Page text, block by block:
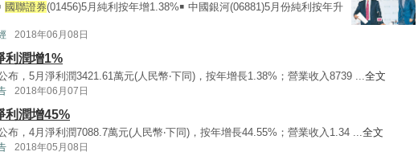
國聯證券(01456)5月純利按年增1.38%￭ 中國銀河(06881)5月份純利按年升
2018年06月08日
利潤增1%
布，5月淨利潤3421.61萬元(人民幣‧下同)，按年增長1.38%；營業收入8739 ...全文
2018年06月07日
利潤增45%
布，4月淨利潤7088.7萬元(人民幣‧下同)，按年增長44.55%；營業收入1.34 ...全文
2018年05月08日